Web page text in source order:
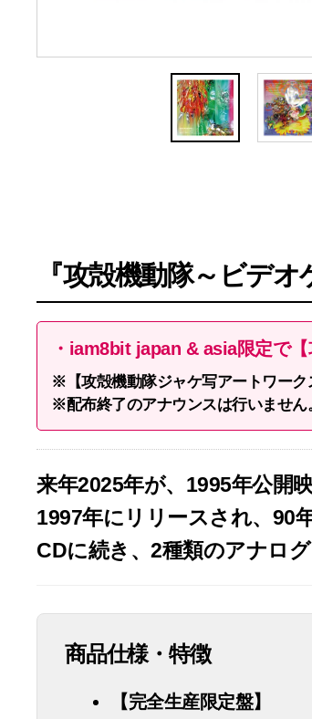
『攻殻機動隊～ビデ
・iam8bit japan & asia限定で
※【攻殻機動隊ジャケ写アートワーク
※配布終了のアナウンスは行いません
来年2025年が、1995年公開
1997年にリリースされ、90
CDに続き、2種類のアナロ
商品仕様・特徴
【完全生産限定盤】